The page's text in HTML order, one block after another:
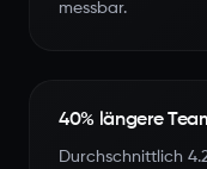
messbar.
40% längere
Durchschnittlich